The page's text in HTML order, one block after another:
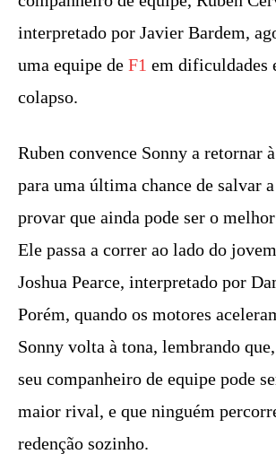
interpretado por Javier Bardem,
uma equipe de F1 em dificuldades
colapso.
Ruben convence Sonny a retornar
para uma última chance de salvar
provar que ainda pode ser o
Ele passa a correr ao lado do
Joshua Pearce, interpretado por
Porém, quando os motores
Sonny volta à tona, lembrando
seu companheiro de equipe pode
maior rival, e que ninguém
redenção sozinho.